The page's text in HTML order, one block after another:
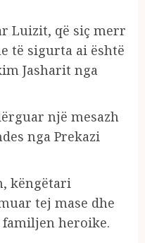
Luizit, që siç merr
të sigurta ai është
Jasharit nga
një mesazh
nga Prekazi
këngëtari
tej mase dhe
heroike.